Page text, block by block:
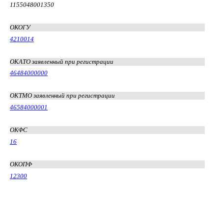
1155048001350
ОКОГУ
4210014
ОКАТО заявленный при регистрации
46484000000
ОКТМО заявленный при регистрации
46584000001
ОКФС
16
ОКОПФ
12300